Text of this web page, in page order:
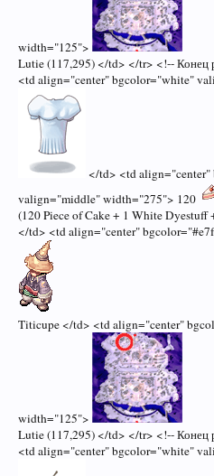
width="125">
Lutie (117,295) </td> </tr> <!-- Конец
<td align="center" bgcolor="white"
</td> <td
valign="middle" width="275"> 120
(120 Piece of Cake + 1 White Dyestuff
</td> <td align="center"
Titicupe </td> <td align="center"
width="125">
Lutie (117,295) </td> </tr> <!-- Конец
<td align="center" bgcolor="white"